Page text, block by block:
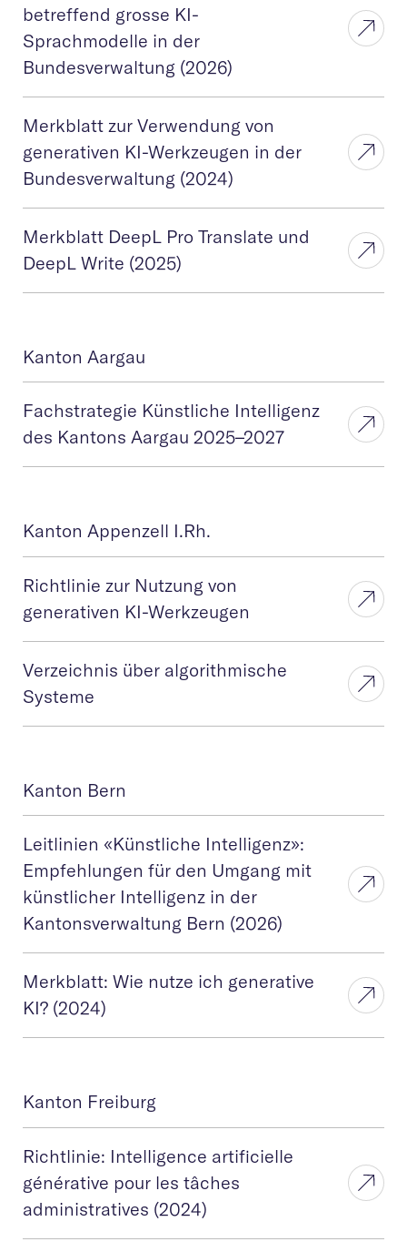
betreffend grosse KI-
Sprachmodelle in der
Bundesverwaltung (2026)
Merkblatt zur Verwendung von
generativen KI-Werkzeugen in der
Bundesverwaltung (2024)
Merkblatt DeepL Pro Translate und
DeepL Write (2025)
Kanton Aargau
Fachstrategie Künstliche Intelligenz
des Kantons Aargau 2025–2027
Kanton Appenzell I.Rh.
Richtlinie zur Nutzung von
generativen KI-Werkzeugen
Verzeichnis über algorithmische
Systeme
Kanton Bern
Leitlinien «Künstliche Intelligenz»:
Empfehlungen für den Umgang mit
künstlicher Intelligenz in der
Kantonsverwaltung Bern (2026)
Merkblatt: Wie nutze ich generative
KI? (2024)
Kanton Freiburg
Richtlinie: Intelligence artificielle
générative pour les tâches
administratives (2024)